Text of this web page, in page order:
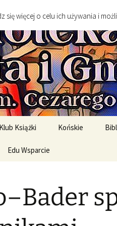
Książki
DKK
Końskie
Edu Wsparcie
English Original Books /
Wersje oryginalne
się więcej o celu ich używania i